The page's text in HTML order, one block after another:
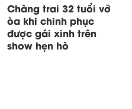
Chàng trai 32 tuổi vỡ
òa khi chinh phục
được gái xinh trên
show hẹn hò